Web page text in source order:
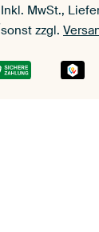
Inkl. MwSt.,
sonst zzgl.